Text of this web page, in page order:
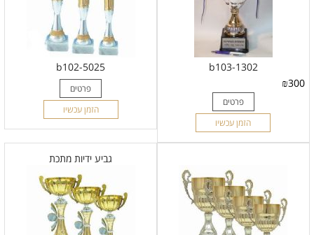
b103-1302
₪300
פרטים
הזמן עכשיו
b102-5025
פרטים
הזמן עכשיו
גביע ידיות מתכת